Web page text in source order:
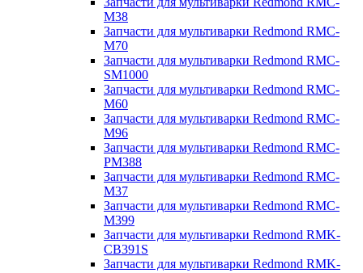
M38
Запчасти для мультиварки Redmond RMC-
M70
Запчасти для мультиварки Redmond RMC-
SM1000
Запчасти для мультиварки Redmond RMC-
M60
Запчасти для мультиварки Redmond RMC-
M96
Запчасти для мультиварки Redmond RMC-
PM388
Запчасти для мультиварки Redmond RMC-
M37
Запчасти для мультиварки Redmond RMC-
M399
Запчасти для мультиварки Redmond RMK-
CB391S
Запчасти для мультиварки Redmond RMK-